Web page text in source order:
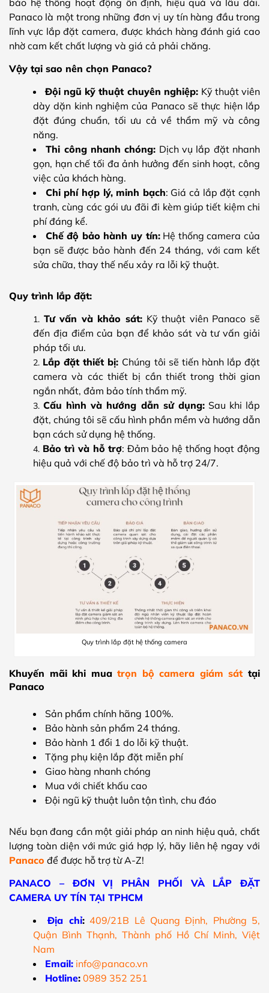
bảo hệ thống hoạt động ổn định, hiệu quả và lâu dài.
Panaco là một trong những đơn vị uy tín hàng đầu trong
lĩnh vực lắp đặt camera, được khách hàng đánh giá cao
nhờ cam kết chất lượng và giá cả phải chăng.
Vậy tại sao nên chọn Panaco?
Đội ngũ kỹ thuật chuyên nghiệp: Kỹ thuật viên
dày dặn kinh nghiệm của Panaco sẽ thực hiện lắp
đặt đúng chuẩn, tối ưu cả về thẩm mỹ và công
năng.
Thi công nhanh chóng: Dịch vụ lắp đặt nhanh
gọn, hạn chế tối đa ảnh hưởng đến sinh hoạt, công
việc của khách hàng.
Chi phí hợp lý, minh bạch: Giá cả lắp đặt cạnh
tranh, cùng các gói ưu đãi đi kèm giúp tiết kiệm chi
phí đáng kể.
Chế độ bảo hành uy tín:Hệ thống camera của
bạn sẽ được bảo hành đến 24 tháng, với cam kết
sửa chữa, thay thế nếu xảy ra lỗi kỹ thuật.
Quy trình lắp đặt:
Tư vấn và khảo sát: Kỹ thuật viên Panaco sẽ
đến địa điểm của bạn để khảo sát và tư vấn giải
pháp tối ưu.
Lắp đặt thiết bị: Chúng tôi sẽ tiến hành lắp đặt
camera và các thiết bị cần thiết trong thời gian
ngắn nhất, đảm bảo tính thẩm mỹ.
Cấu hình và hướng dẫn sử dụng:Sau khi lắp
đặt, chúng tôi sẽ cấu hình phần mềm và hướng dẫn
bạn cách sử dụng hệ thống.
Bảo trì và hỗ trợ: Đảm bảo hệ thống hoạt động
hiệu quả với chế độ bảo trì và hỗ trợ 24/7.
Quy trình lắp đặt hệ thống camera
Khuyến mãi khi muatrọn bộ camera giám sát tại
Panaco
Sản phẩm chính hãng 100%.
Bảo hành sản phẩm 24 tháng.
Bảo hành 1 đổi 1 do lỗi kỹ thuật.
Tặng phụ kiện lắp đặt miễn phí
Giao hàng nhanh chóng
Mua với chiết khấu cao
Đội ngũ kỹ thuật luôn tận tình, chu đáo
Nếu bạn đang cần một giải pháp an ninh hiệu quả, chất
lượng toàn diện với mức giá hợp lý, hãy liên hệ ngay với
Panaco để được hỗ trợ từ A-Z!
PANACO – ĐƠN VỊ PHÂN PHỐI VÀ LẮP ĐẶT
CAMERA UY TÍN TẠI TPHCM
Địa chỉ: 409/21B Lê Quang Định, Phường 5,
Quận Bình Thạnh, Thành phố Hồ Chí Minh, Việt
Nam
Email: info@panaco.vn
Hotline: 0989 352 251